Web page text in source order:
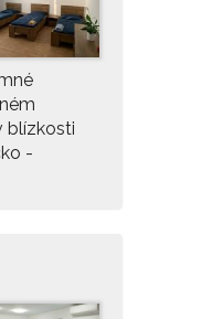
blízkosti
-